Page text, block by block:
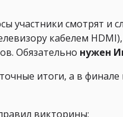
участники смотрят и
кабелем
Обязательно нужен
итоги, а в
викторины: